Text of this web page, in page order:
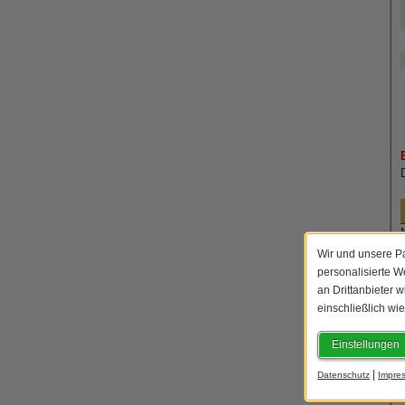
Wir und unsere
personalisierte
an Drittanbieter
einschließlich
Einstellungen
Datenschutz